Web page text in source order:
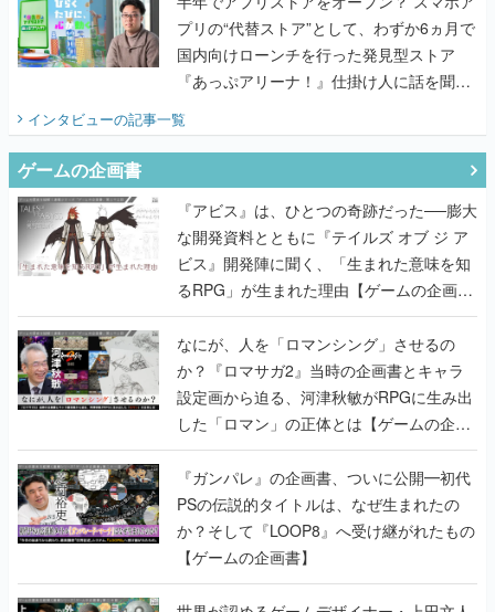
プリの“代替ストア”として、わずか6ヵ月で
国内向けローンチを行った発見型ストア
『あっぷアリーナ！』仕掛け人に話を聞い
てみた
インタビューの記事一覧
ゲームの企画書
『アビス』は、ひとつの奇跡だった──膨大
な開発資料とともに『テイルズ オブ ジ ア
ビス』開発陣に聞く、「生まれた意味を知
るRPG」が生まれた理由【ゲームの企画
書】
なにが、人を「ロマンシング」させるの
か？『ロマサガ2』当時の企画書とキャラ
設定画から迫る、河津秋敏がRPGに生み出
した「ロマン」の正体とは【ゲームの企画
書】
『ガンパレ』の企画書、ついに公開━初代
PSの伝説的タイトルは、なぜ生まれたの
か？そして『LOOP8』へ受け継がれたもの
【ゲームの企画書】